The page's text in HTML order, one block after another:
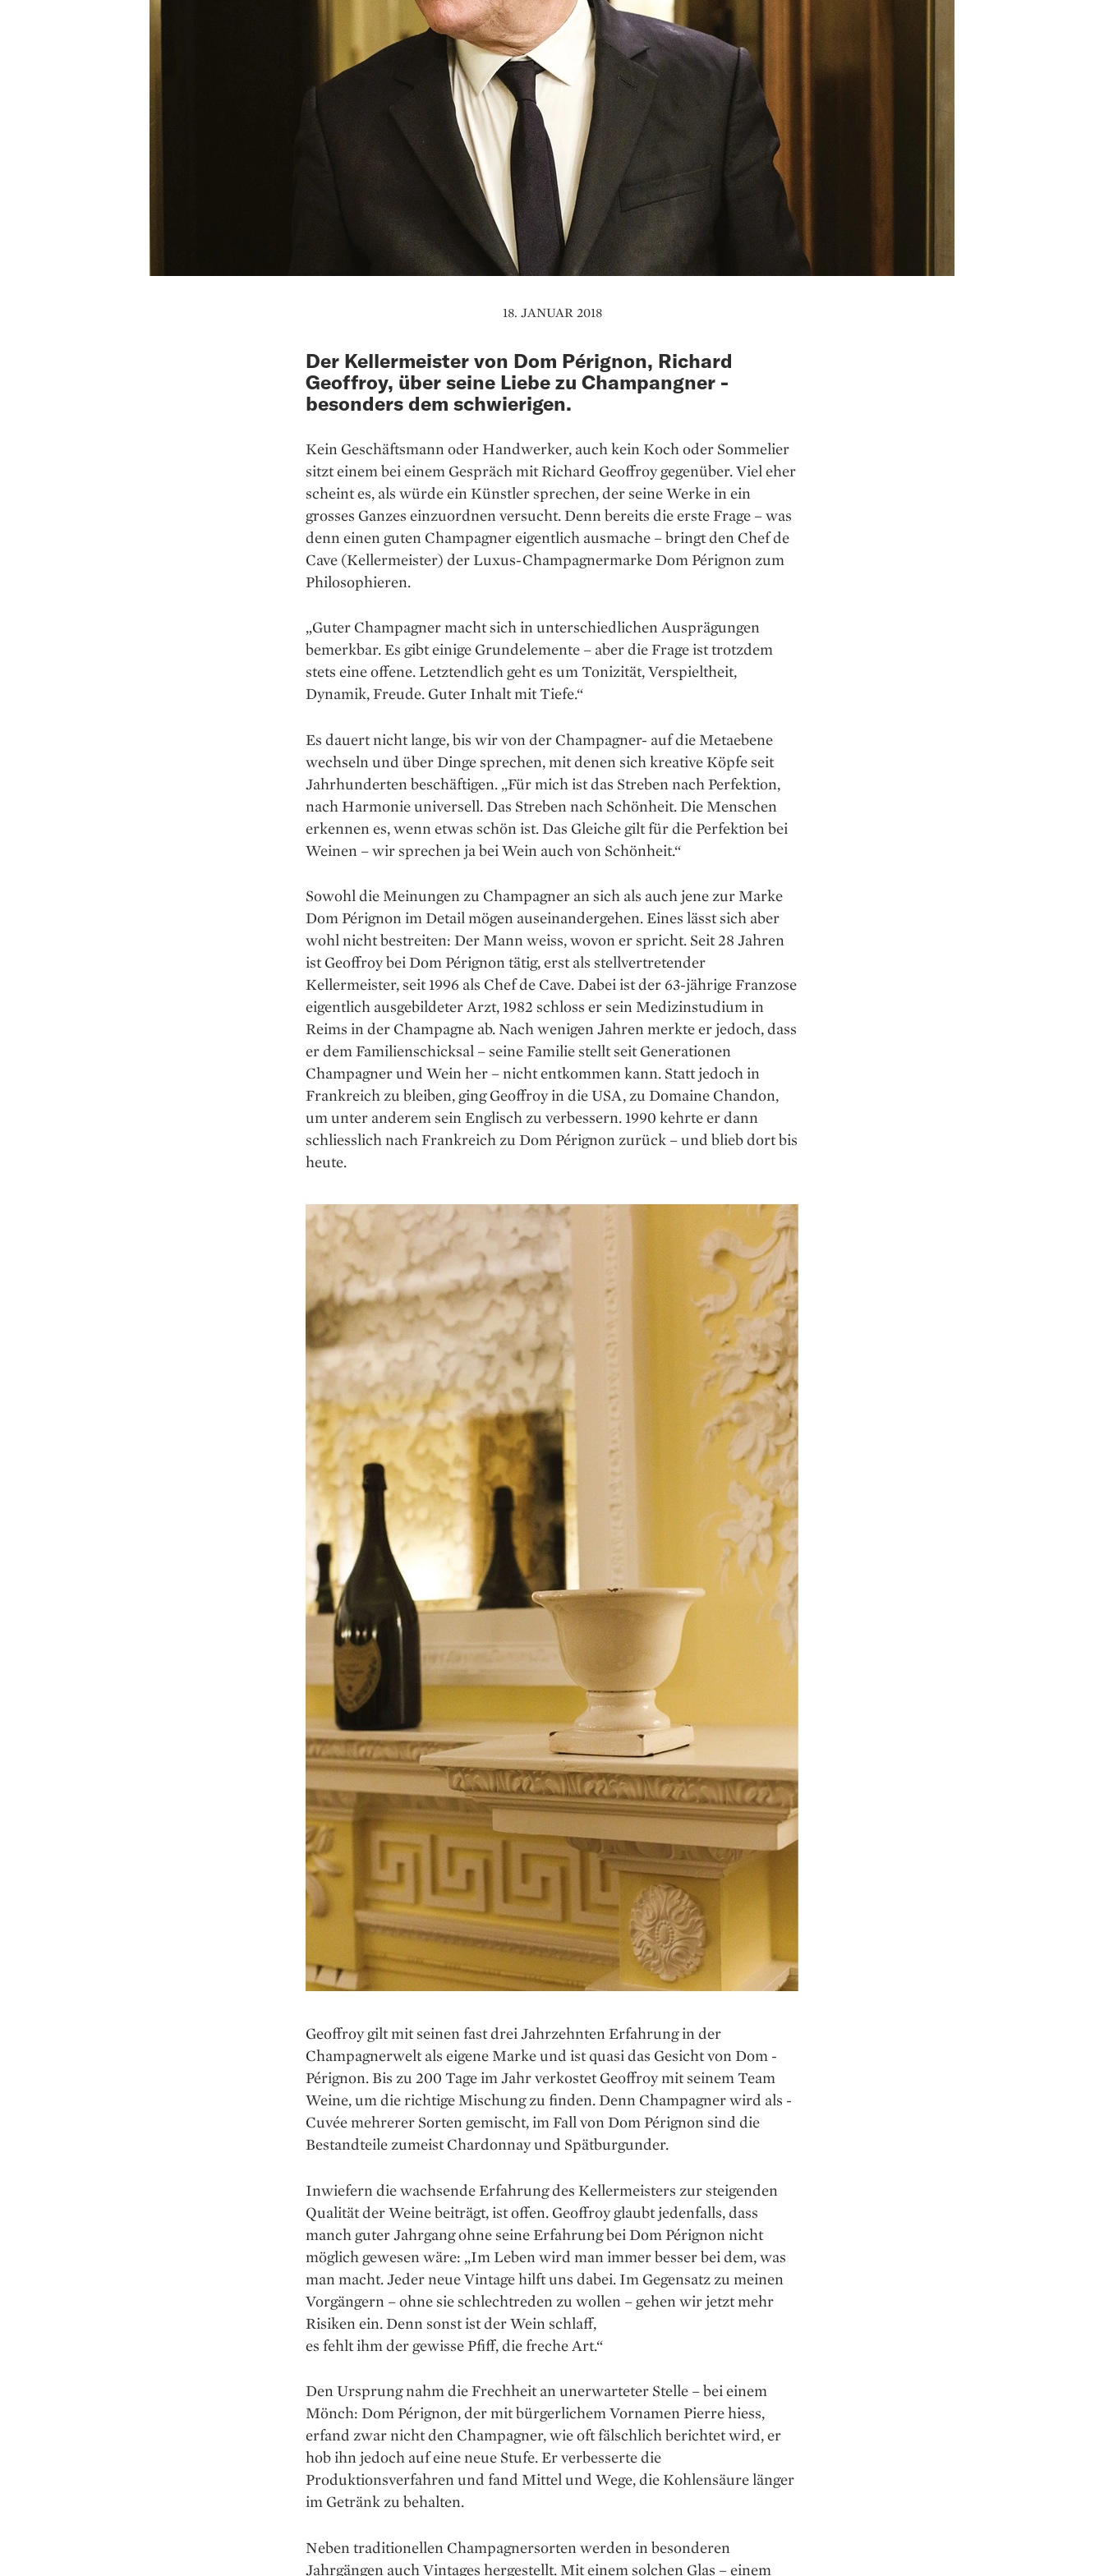
18. JANUAR 2018
Der Kellermeister von Dom Pérignon, Richard
Geoffroy, über seine Liebe zu Champangner -
besonders dem schwierigen.
Kein Geschäftsmann oder Handwerker, auch kein Koch oder Sommelier
sitzt einem bei einem Gespräch mit Richard Geoffroy gegenüber. Viel eher
scheint es, als würde ein Künstler sprechen, der seine Werke in ein
grosses Ganzes einzuordnen versucht. Denn bereits die erste Frage – was
denn einen guten Champagner eigentlich ausmache – bringt den Chef de
Cave (Kellermeister) der Luxus-Champagnermarke Dom Pérignon zum
Philosophieren.
„Guter Champagner macht sich in unterschiedlichen Ausprägungen
bemerkbar. Es gibt einige Grund­elemente – aber die Frage ist trotzdem
stets eine offene. Letztendlich geht es um Tonizität, Verspieltheit,
Dynamik, Freude. Guter Inhalt mit Tiefe.“
Es dauert nicht lange, bis wir von der Champagner- auf die Metaebene
wechseln und über Dinge sprechen, mit denen sich kreative Köpfe seit
Jahrhunderten beschäftigen. „Für mich ist das Streben nach Perfektion,
nach Harmonie universell. Das Streben nach Schönheit. Die Menschen
erkennen es, wenn etwas schön ist. Das Gleiche gilt für die Perfektion bei
Weinen – wir sprechen ja bei Wein auch von Schönheit.“
Sowohl die Meinungen zu Champagner an sich als auch jene zur Marke
Dom Pérignon im Detail ­mögen auseinandergehen. Eines lässt sich aber
wohl nicht bestreiten: Der Mann weiss, wovon er spricht. Seit 28 Jahren
ist Geoffroy bei Dom Pérignon tätig, erst als stellvertretender
Kellermeister, seit 1996 als Chef de Cave. Dabei ist der 63-jährige Franzose
eigentlich ausgebildeter Arzt, 1982 schloss er sein Medizinstudium in
Reims in der Champagne ab. Nach wenigen Jahren merkte er jedoch, dass
er dem Familienschicksal – seine Familie stellt seit Generationen
Champagner und Wein her – nicht entkommen kann. Statt jedoch in
Frankreich zu bleiben, ging Geoffroy in die USA, zu Domaine Chandon,
um unter anderem sein Englisch zu verbessern. 1990 kehrte er dann
schliesslich nach Frankreich zu Dom Pérignon zurück – und blieb dort bis
heute.
Geoffroy gilt mit seinen fast drei Jahrzehnten Erfahrung in der
Champagnerwelt als eigene Marke und ist quasi das Gesicht von Dom ­
Pérignon. Bis zu 200 Tage im Jahr verkostet Geoffroy mit seinem Team
Weine, um die richtige Mischung zu ­finden. Denn Champagner wird als ­
Cuvée mehrerer Sorten gemischt, im Fall von Dom Pérignon sind die
Bestandteile zumeist Chardonnay und Spätburgunder.
Inwiefern die wachsende Erfahrung des Kellermeisters zur steigenden
Qualität der Weine beiträgt, ist offen. Geoffroy glaubt jedenfalls, dass
manch guter Jahrgang ohne seine Erfahrung bei Dom Pérignon nicht
möglich gewesen wäre: „Im Leben wird man immer besser bei dem, was
man macht. Jeder neue Vintage hilft uns dabei. Im Gegensatz zu meinen
Vorgängern – ohne sie schlechtreden zu wollen – gehen wir jetzt mehr
Risiken ein. Denn sonst ist der Wein schlaff,
es fehlt ihm der gewisse Pfiff, die freche Art.“
Den Ursprung nahm die Frechheit an unerwarteter Stelle – bei einem
Mönch: Dom Pérignon, der mit bürgerlichem Vornamen Pierre hiess,
erfand zwar nicht den Champagner, wie oft fälschlich berichtet wird, er
hob ihn jedoch auf eine neue Stufe. Er verbesserte die
Produktionsverfahren und fand Mittel und Wege, die Kohlensäure länger
im Getränk zu behalten.
Neben traditionellen Champag­nersorten werden in ­besonderen
Jahrgängen auch Vintages herge­stellt. Mit einem solchen Glas – einem